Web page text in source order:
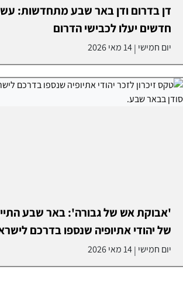
דן בדרום ודן באר שבע מתחדשות:
חדשים יעלו לכבישי הדרום
יום חמישי |14 מאי 2026
'אבוקת אש של גבורה': באר שבע
של יהודי אתיופיה שנספו בדרכם
יום חמישי |14 מאי 2026